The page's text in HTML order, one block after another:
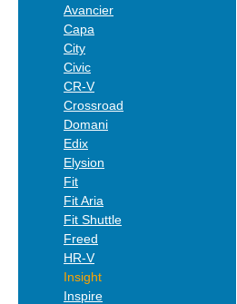
Avancier
Capa
City
Civic
CR-V
Crossroad
Domani
Edix
Elysion
Fit
Fit Aria
Fit Shuttle
Freed
HR-V
Insight
Inspire